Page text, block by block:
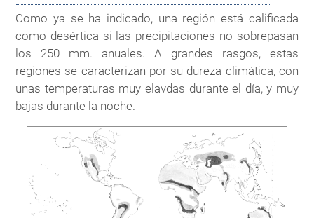
Como ya se ha indicado, una región está calificada
como desértica si las precipitaciones no sobrepasan
los 250 mm. anuales. A grandes rasgos, estas
regiones se caracterizan por su dureza climática, con
unas temperaturas muy elavdas durante el día, y muy
bajas durante la noche.